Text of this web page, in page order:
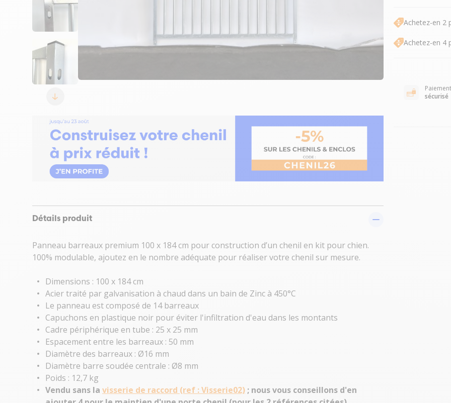
Achetez-en 2
Achetez-en 4
sécurisé
Détails produit
Panneau barreaux premium 100 x 184 cm pour construction d’un chenil en kit pour chien.
100% modulable, ajoutez en le nombre adéquate pour réaliser votre chenil sur mesure.
Dimensions : 100 x 184 cm
Acier traité par galvanisation à chaud dans un bain de Zinc à 450°C
Le panneau est composé de 14 barreaux
Capuchons en plastique noir pour éviter l'infiltration d'eau dans les montants
Cadre périphérique en tube : 25 x 25 mm
Espacement entre les barreaux : 50 mm
Diamètre des barreaux : Ø16 mm
Diamètre barre soudée centrale : Ø8 mm
Poids : 12,7 kg
Vendu sans la visserie de raccord (ref : Visserie02) ; nous vous conseillons d'en